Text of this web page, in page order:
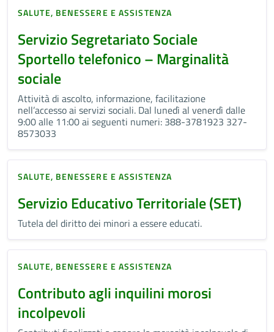
SALUTE, BENESSERE E ASSISTENZA
Servizio Segretariato Sociale
Sportello telefonico – Marginalità
sociale
Attività di ascolto, informazione, facilitazione
nell’accesso ai servizi sociali. Dal lunedì al venerdì dalle
9:00 alle 11:00 ai seguenti numeri: 388-3781923 327-
8573033
SALUTE, BENESSERE E ASSISTENZA
Servizio Educativo Territoriale (SET)
Tutela del diritto dei minori a essere educati.
SALUTE, BENESSERE E ASSISTENZA
Contributo agli inquilini morosi
incolpevoli